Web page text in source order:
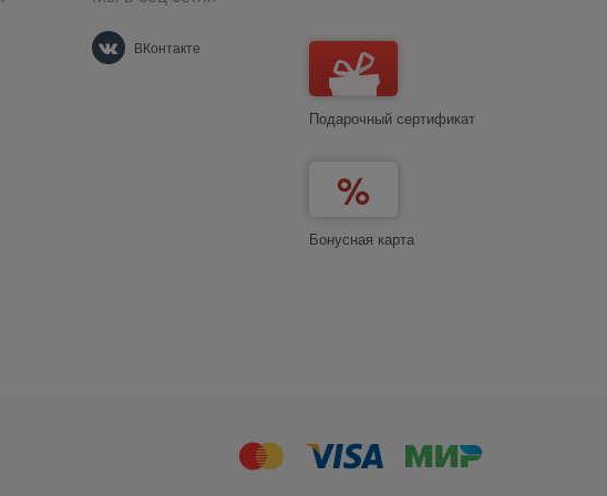
ВКонтакте
Подарочный сертификат
Бонусная карта